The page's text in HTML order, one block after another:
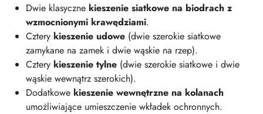
Dwie klasyczne kieszenie siatkowe na biodrach z
wzmocnionymi krawędziami.
Cztery kieszenie udowe (dwie szerokie siatkowe
zamykane na zamek i dwie wąskie na rzep).
Cztery kieszenie tylne (dwie szerokie siatkowe i dwie
wąskie wewnątrz szerokich).
Dodatkowe kieszenie wewnętrzne na kolanach
umożliwiające umieszczenie wkładek ochronnych.